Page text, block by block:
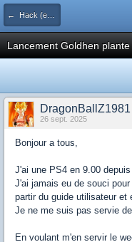
← Hack (exploits, homebrews...)
Lancement Goldhen
DragonBallZ1981
26 sept. 2025
Bonjour a tous,
J'ai une PS4 en 9.00
J'ai jamais eu de souci
partir du guide utilisateur et
Je ne me suis pas servie
En voulant m'en servir le